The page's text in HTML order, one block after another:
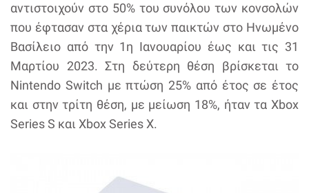
αντιστοιχούν στο 50% του συνόλου των κονσολών
που έφτασαν στα χέρια των παικτών στο Ηνωμένο
Βασίλειο από την 1η Ιανουαρίου έως και τις 31
Μαρτίου 2023. Στη δεύτερη θέση βρίσκεται το
Nintendo Switch με πτώση 25% από έτος σε έτος
και στην τρίτη θέση, με μείωση 18%, ήταν τα Xbox
Series S και Xbox Series X.